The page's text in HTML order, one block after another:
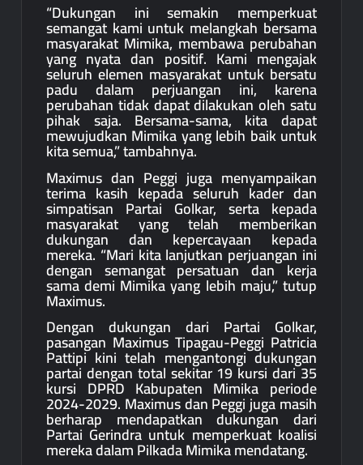
“Dukungan ini semakin memperkuat
semangat kami untuk melangkah bersama
masyarakat Mimika, membawa perubahan
yang nyata dan positif. Kami mengajak
seluruh elemen masyarakat untuk bersatu
padu dalam perjuangan ini, karena
perubahan tidak dapat dilakukan oleh satu
pihak saja. Bersama-sama, kita dapat
mewujudkan Mimika yang lebih baik untuk
kita semua,” tambahnya.
Maximus dan Peggi juga menyampaikan
terima kasih kepada seluruh kader dan
simpatisan Partai Golkar, serta kepada
masyarakat yang telah memberikan
dukungan dan kepercayaan kepada
mereka. “Mari kita lanjutkan perjuangan ini
dengan semangat persatuan dan kerja
sama demi Mimika yang lebih maju,” tutup
Maximus.
Dengan dukungan dari Partai Golkar,
pasangan Maximus Tipagau-Peggi Patricia
Pattipi kini telah mengantongi dukungan
partai dengan total sekitar 19 kursi dari 35
kursi DPRD Kabupaten Mimika periode
2024-2029. Maximus dan Peggi juga masih
berharap mendapatkan dukungan dari
Partai Gerindra untuk memperkuat koalisi
mereka dalam Pilkada Mimika mendatang.